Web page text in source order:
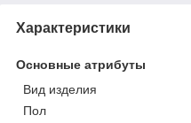
Характеристики
Основные атрибуты
Вид изделия
Пол